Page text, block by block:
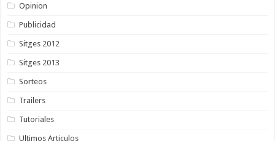
Opinion
Publicidad
Sitges 2012
Sitges 2013
Sorteos
Trailers
Tutoriales
Ultimos Articulos